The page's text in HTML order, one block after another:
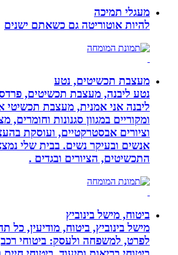
מעגלי תמיכה
להיות אוטוריטה גם כשאתם ישנים
מעצבת תכשיטים, נטע
נטע ליבנה, מעצבת תכשיטים, פרדס
ליבנה אני אמנית, מעצבת תכשיטי
ומקוריים במגוון סגנונות וחומרים,
וציורים אבסטרקטיים, ועוסקת
אנשים ובעיקר נשים. בבית שלי
התכשיטים, הציורים ובגדים .
ביטוח, מישל בינוביץ
מישל בינוביץ, ביטוח, מודיעין, כל
לפרט, למשפחה ולעסק: ביטוחי רכב,